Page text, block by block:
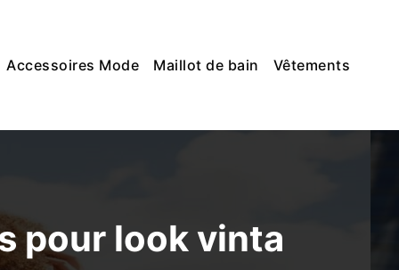
Accessoires Mode Maillot de bain Vêtements
pour look vinta